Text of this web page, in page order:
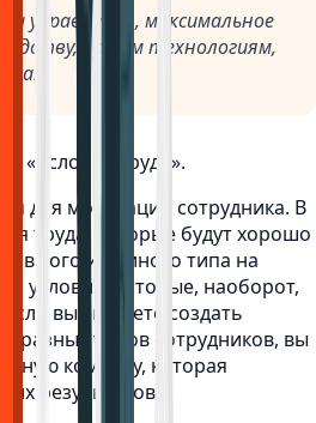
управления, максимальное
новым технологиям,
«Условия труда».
для мотивации сотрудника. В
труда, которые будут хорошо
того или иного типа на
и условия, которые, наоборот,
вы сможете создать
разных типов сотрудников, вы
команду, которая
результатов.